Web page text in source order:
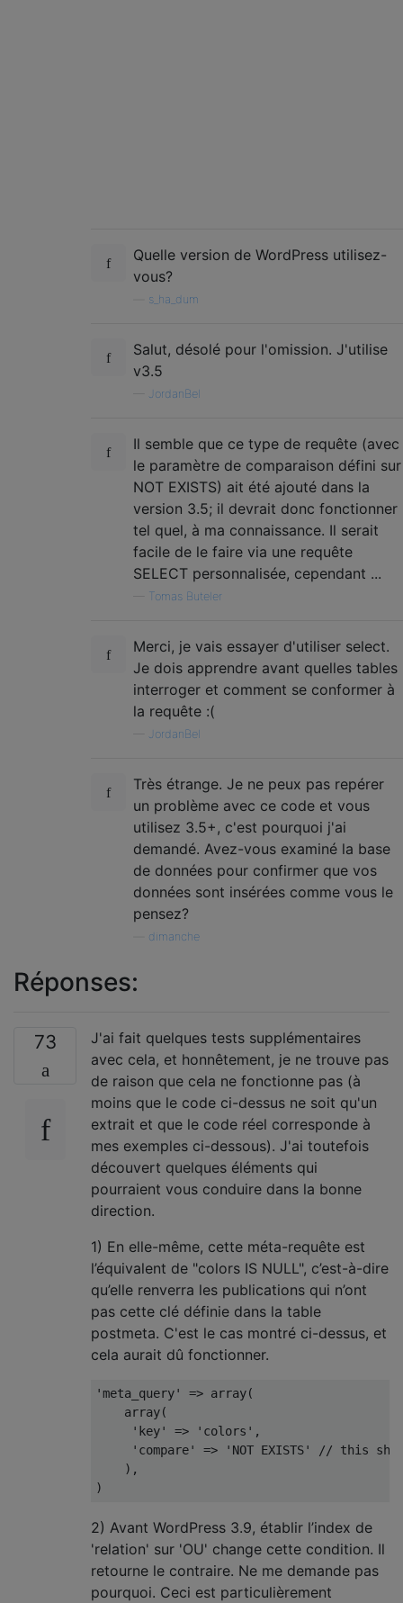
Quelle version de WordPress utilisez-
vous?
s_ha_dum
Salut, désolé pour l'omission. J'utilise
v3.5
JordanBel
Il semble que ce type de requête (avec
le paramètre de comparaison défini sur
NOT EXISTS) ait été ajouté dans la
version 3.5; il devrait donc fonctionner
tel quel, à ma connaissance. Il serait
facile de le faire via une requête
SELECT personnalisée, cependant ...
Tomas Buteler
Merci, je vais essayer d'utiliser select.
Je dois apprendre avant quelles tables
interroger et comment se conformer à
la requête :(
JordanBel
Très étrange. Je ne peux pas repérer
un problème avec ce code et vous
utilisez 3.5+, c'est pourquoi j'ai
demandé. Avez-vous examiné la base
de données pour confirmer que vos
données sont insérées comme vous le
pensez?
dimanche
Réponses:
73
J'ai fait quelques tests supplémentaires
avec cela, et honnêtement, je ne trouve pas
de raison que cela ne fonctionne pas (à
moins que le code ci-dessus ne soit qu'un
extrait et que le code réel corresponde à
mes exemples ci-dessous). J'ai toutefois
découvert quelques éléments qui
pourraient vous conduire dans la bonne
direction.
1) En elle-même, cette méta-requête est
l’équivalent de "colors IS NULL", c’est-à-dire
qu’elle renverra les publications qui n’ont
pas cette clé définie dans la table
postmeta. C'est le cas montré ci-dessus, et
cela aurait dû fonctionner.
'meta_query' => array(
    array
(
'key'
=> 'colors' ,
'compare'
=> 'NOT EXISTS'
// this
),
)
2) Avant WordPress 3.9, établir l’index de
'relation' sur 'OU' change cette condition. Il
retourne le contraire. Ne me demande pas
pourquoi. Ceci est particulièrement